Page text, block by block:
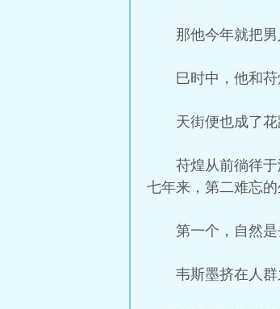
那他今年就把
巳时中，他和
天街便也成了花
苻煌从前徜徉
七年来，第二难忘的
第一个，自然
韦斯墨挤在人